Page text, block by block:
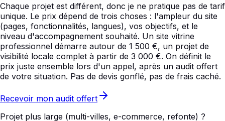
Chaque projet est différent, donc je ne pratique pas de tarif
unique. Le prix dépend de trois choses : l'ampleur du site
(pages, fonctionnalités, langues), vos objectifs, et le
niveau d'accompagnement souhaité. Un site vitrine
professionnel démarre autour de 1 500 €, un projet de
visibilité locale complet à partir de 3 000 €. On définit le
prix juste ensemble lors d'un appel, après un audit offert
de votre situation. Pas de devis gonflé, pas de frais caché.
Recevoir mon audit offert
Projet plus large (multi-villes, e-commerce, refonte) ?